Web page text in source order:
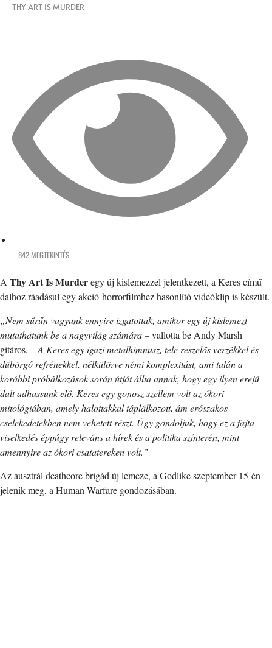
THY ART IS MURDER
842 MEGTEKINTÉS
A Thy Art Is Murderegy új kislemezzel jelentkezett, a Keres című
dalhoz ráadásul egy akció-horrorfilmhez hasonlító videóklip is készült.
„Nem sűrűn vagyunk ennyire izgatottak, amikor egy új kislemezt
mutathatunk be a nagyvilág számára– vallotta be Andy Marsh
gitáros. –A Keres egy igazi metalhimnusz, tele reszelős verzékkel és
dübörgő refrénekkel, nélkülözve némi komplexitást, ami talán a
korábbi próbálkozások során útját állta annak, hogy egy ilyen erejű
dalt adhassunk elő. Keres egy gonosz szellem volt az ókori
mitológiában, amely halottakkal táplálkozott, ám erőszakos
cselekedetekben nem vehetett részt. Úgy gondoljuk, hogy ez a fajta
viselkedés éppúgy releváns a hírek és a politika színterén, mint
amennyire az ókori csatatereken volt.”
Az ausztrál deathcore brigád új lemeze, a Godlike szeptember 15-én
jelenik meg, a Human Warfare gondozásában.